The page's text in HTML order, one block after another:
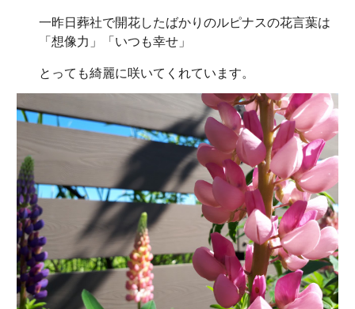
一昨日葬社で開花したばかりのルピナスの花言葉は
「想像力」「いつも幸せ」
とっても綺麗に咲いてくれています。